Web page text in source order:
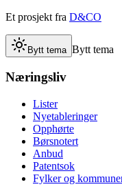
Et prosjekt fra D&CO
Bytt tema Bytt tema
Næringsliv
Lister
Nyetableringer
Opphørte
Børsnotert
Anbud
Patentsok
Fylker og